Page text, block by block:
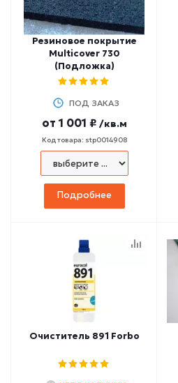
Резиновое покрытие
Multicover 730
(Подложка)
ПОД ЗАКАЗ
от 1 001 ₽ /кв.м
Код товара: stp0014908
Подробнее
Очиститель 891 Forbo